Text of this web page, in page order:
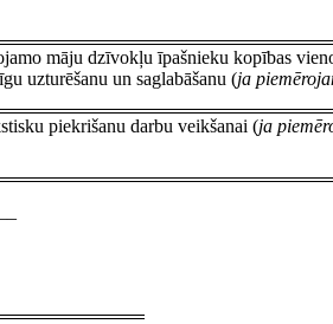
māju dzīvokļu īpašnieku kopības
uzturēšanu un saglabāšanu (ja
piekrišanu darbu veikšanai (ja